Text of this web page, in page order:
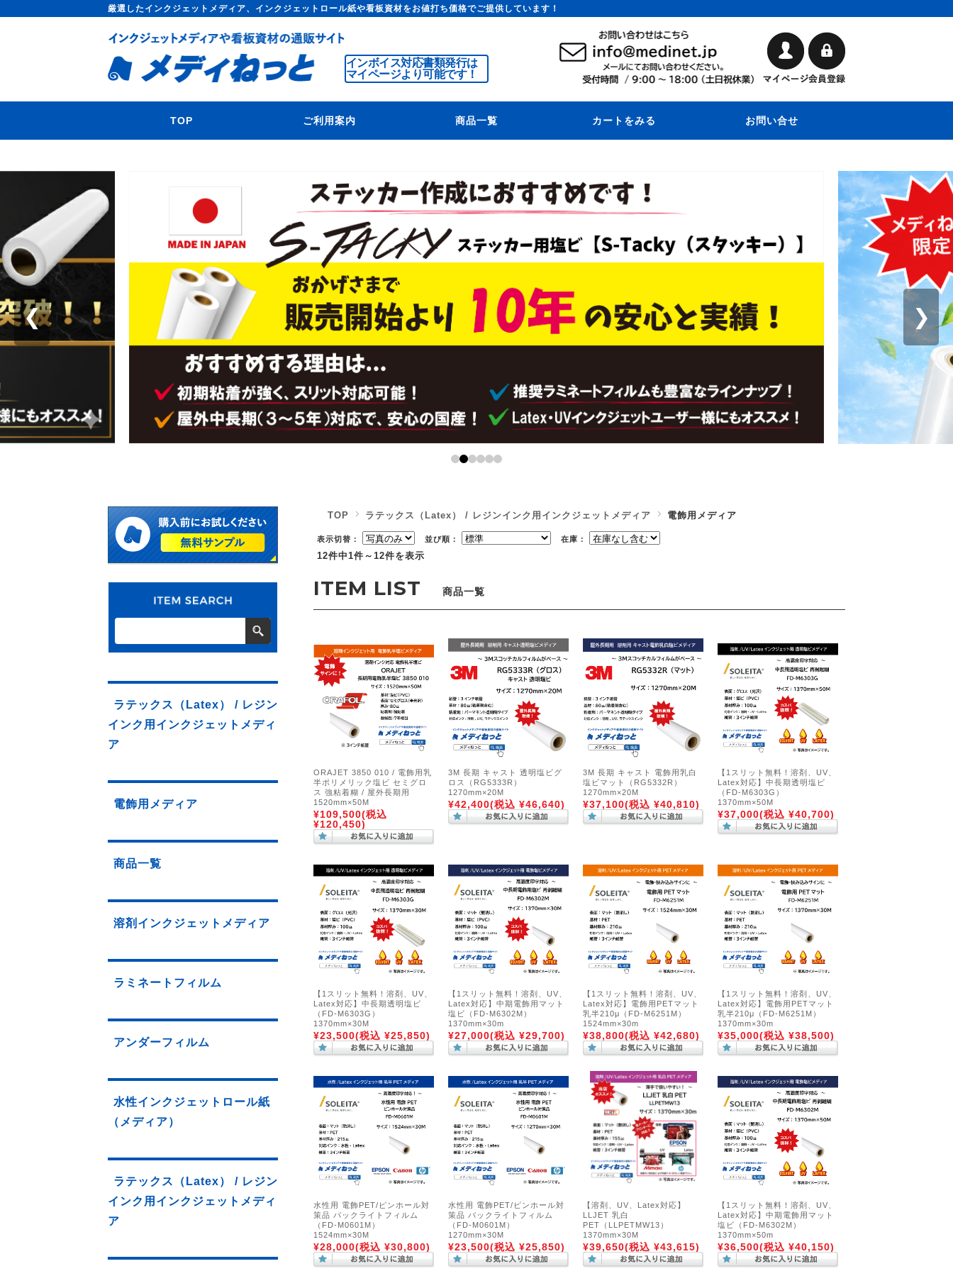
厳選したインクジェットメディア、インクジェットロール紙や看板資材をお値打ち価格でご提供しています！
インボイス対応書類発行は
マイページより可能です！
TOP ご利用案内 商品一覧 カートをみる お問い合せ
❮ ❯
TOP ラテックス（Latex） / レジンインク用インクジェットメディア 電飾用メディア
表示切替： 並び順： 在庫：
12件中1件～12件を表示
商品一覧
ORAJET 3850 010 / 電飾用乳
半ポリメリック塩ビ セミグロ
ス 強粘着糊 / 屋外長期用
1520mm×50M
¥109,500(税込
¥120,450)
3M 長期 キャスト 透明塩ビグ
ロス（RG5333R）
1270mm×20M
¥42,400(税込 ¥46,640)
3M 長期 キャスト 電飾用乳白
塩ビマット（RG5332R）
1270mm×20M
¥37,100(税込 ¥40,810)
【1スリット無料！溶剤、UV、
Latex対応】中長期透明塩ビ
（FD-M6303G）
1370mm×50M
¥37,000(税込 ¥40,700)
【1スリット無料！溶剤、UV、
Latex対応】中長期透明塩ビ
（FD-M6303G）
1370mm×30M
¥23,500(税込 ¥25,850)
【1スリット無料！溶剤、UV、
Latex対応】中期電飾用マット
塩ビ（FD-M6302M）
1370mm×30m
¥27,000(税込 ¥29,700)
【1スリット無料！溶剤、UV、
Latex対応】電飾用PETマット
乳半210μ（FD-M6251M）
1524mm×30m
¥38,800(税込 ¥42,680)
【1スリット無料！溶剤、UV、
Latex対応】電飾用PETマット
乳半210μ（FD-M6251M）
1370mm×30m
¥35,000(税込 ¥38,500)
水性用 電飾PET/ピンホール対
策品 バックライトフィルム
（FD-M0601M）
1524mm×30M
¥28,000(税込 ¥30,800)
水性用 電飾PET/ピンホール対
策品 バックライトフィルム
（FD-M0601M）
1270mm×30M
¥23,500(税込 ¥25,850)
【溶剤、UV、Latex対応】
LLJET 乳白
PET（LLPETMW13）
1370mm×30M
¥39,650(税込 ¥43,615)
【1スリット無料！溶剤、UV、
Latex対応】中期電飾用マット
塩ビ（FD-M6302M）
1370mm×50m
¥36,500(税込 ¥40,150)
ラテックス（Latex） / レジン
インク用インクジェットメディ
ア
電飾用メディア
商品一覧
溶剤インクジェットメディア
ラミネートフィルム
アンダーフィルム
水性インクジェットロール紙
（メディア）
ラテックス（Latex） / レジン
インク用インクジェットメディ
ア